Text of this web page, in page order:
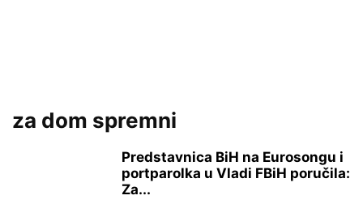
za dom spremni
Predstavnica BiH na Eurosongu i
portparolka u Vladi FBiH poručila:
Za...